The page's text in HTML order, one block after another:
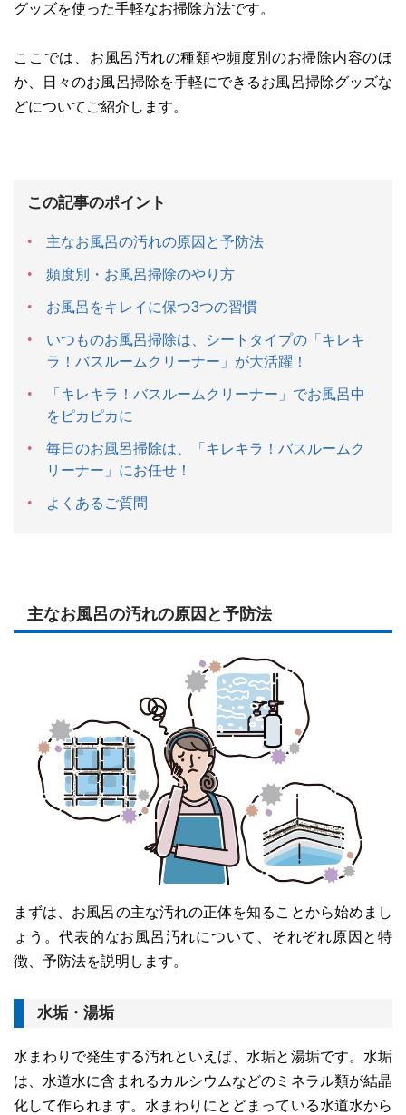
グッズを使った手軽なお掃除方法です。
ここでは、お風呂汚れの種類や頻度別のお掃除内容のほ
か、日々のお風呂掃除を手軽にできるお風呂掃除グッズな
どについてご紹介します。
この記事のポイント
主なお風呂の汚れの原因と予防法
頻度別・お風呂掃除のやり方
お風呂をキレイに保つ3つの習慣
いつものお風呂掃除は、シートタイプの「キレキ
ラ！バスルームクリーナー」が大活躍！
「キレキラ！バスルームクリーナー」でお風呂中
をピカピカに
毎日のお風呂掃除は、「キレキラ！バスルームク
リーナー」にお任せ！
よくあるご質問
主なお風呂の汚れの原因と予防法
まずは、お風呂の主な汚れの正体を知ることから始めまし
ょう。代表的なお風呂汚れについて、それぞれ原因と特
徴、予防法を説明します。
水垢・湯垢
水まわりで発生する汚れといえば、水垢と湯垢です。水垢
は、水道水に含まれるカルシウムなどのミネラル類が結晶
化して作られます。水まわりにとどまっている水道水から